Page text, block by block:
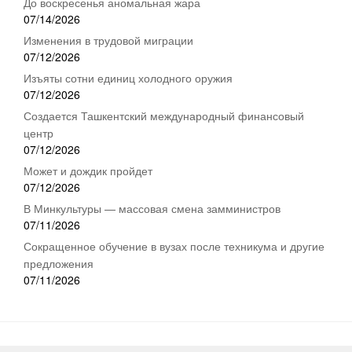
07/14/2026
Изменения в трудовой миграции
07/12/2026
Изъяты сотни единиц холодного оружия
07/12/2026
Создается Ташкентский международный финансовый
центр
07/12/2026
Может и дождик пройдет
07/12/2026
В Минкультуры — массовая смена замминистров
07/11/2026
Сокращенное обучение в вузах после техникума и другие
предложения
07/11/2026